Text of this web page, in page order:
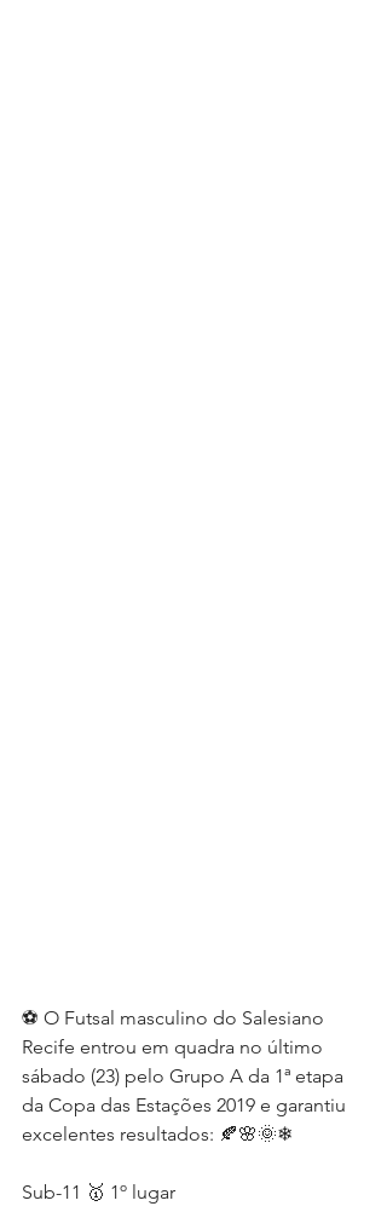
⚽ O Futsal masculino do Salesiano
Recife entrou em quadra no último
sábado (23) pelo Grupo A da 1ª etapa
da Copa das Estações 2019 e garantiu
excelentes resultados: 🍂🌸🌞❄
Sub-11 🥇 1º lugar